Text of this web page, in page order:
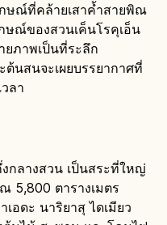
กษณ์ที่คล้ายเสาค้ำสายพิณ
ณ์ของสวนเค็นโรคุเอ็น
ภาพเป็นที่ระลึก
นสนจะเผยบรรยากาศที่
ลา
งกลางสวน เป็นสระที่ใหญ่
5,800 ตารางเมตร
อดะ นาริยาสุ ไดเมียว